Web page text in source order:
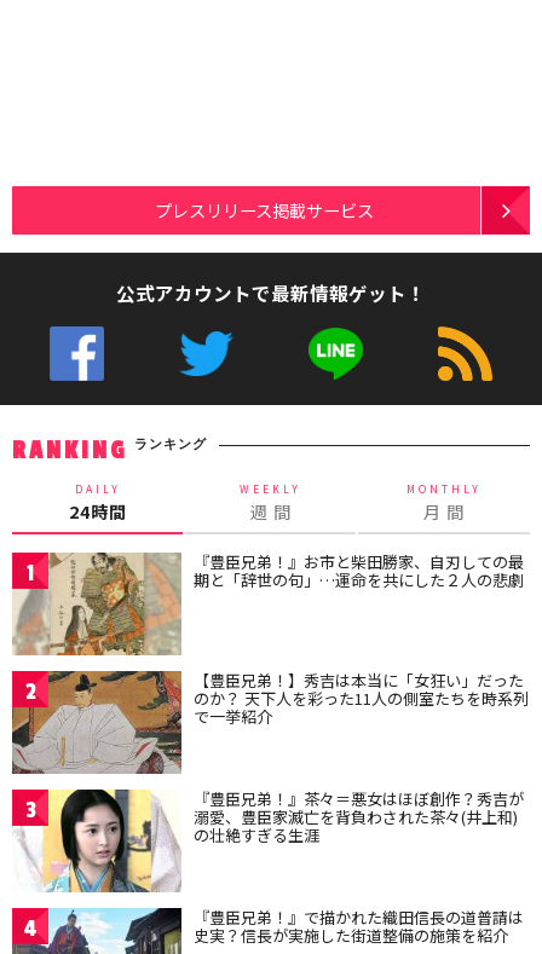
プレスリリース掲載サービス
公式アカウントで最新情報ゲット！
RANKING ランキング
DAILY
24時間
WEEKLY
週 間
MONTHLY
月 間
1 『豊臣兄弟！』お市と柴田勝家、自刃しての最
期と「辞世の句」…運命を共にした２人の悲劇
2 【豊臣兄弟！】秀吉は本当に「女狂い」だった
のか？ 天下人を彩った11人の側室たちを時系列
で一挙紹介
3 『豊臣兄弟！』茶々＝悪女はほぼ創作？秀吉が
溺愛、豊臣家滅亡を背負わされた茶々(井上和)
の壮絶すぎる生涯
4 『豊臣兄弟！』で描かれた織田信長の道普請は
史実？信長が実施した街道整備の施策を紹介